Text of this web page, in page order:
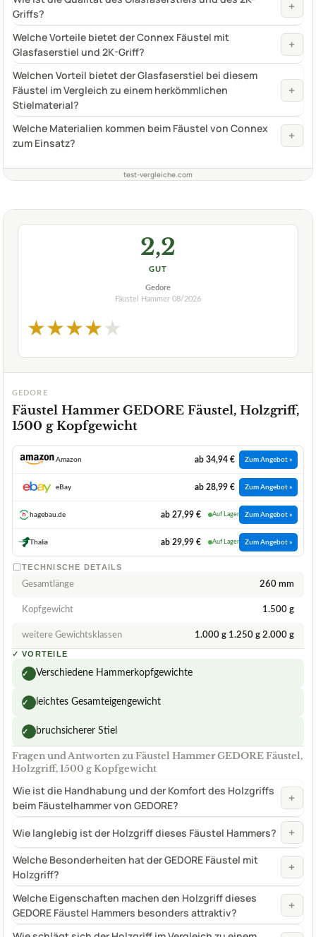
Griffs?
+
Welche Vorteile bietet der Connex Fäustel mit
Glasfaserstiel und 2K-Griff?
+
Welchen Vorteil bietet der Glasfaserstiel bei diesem
Fäustel im Vergleich zu einem herkömmlichen
Stielmaterial?
+
Welche Materialien kommen beim Fäustel von Connex
zum Einsatz?
+
test-vergleiche.com
2,2
GUT
Gedore
Fäustel Hammer 08/2026
★★★★★
GEDORE
Fäustel Hammer GEDORE Fäustel, Holzgriff,
1500 g Kopfgewicht
Amazon ab 34,94 € Zum Angebot »
eBay ab 28,99 € Zum Angebot »
hagebau.de ab 27,99 € Auf Lager Zum Angebot »
Thalia ab 29,99 € Auf Lager Zum Angebot »
TECHNISCHE DETAILS
Gesamtlänge 260 mm
Kopfgewicht 1.500 g
weitere Gewichtsklassen 1.000 g 1.250 g 2.000 g
✓ VORTEILE
✓ Verschiedene Hammerkopfgewichte
✓ leichtes Gesamteigengewicht
✓ bruchsicherer Stiel
Fragen und Antworten zu Fäustel Hammer GEDORE Fäustel,
Holzgriff, 1500 g Kopfgewicht
Wie ist die Handhabung und der Komfort des Holzgriffs
beim Fäustelhammer von GEDORE?
+
Wie langlebig ist der Holzgriff dieses Fäustel Hammers? +
Welche Besonderheiten hat der GEDORE Fäustel mit
Holzgriff?
+
Welche Eigenschaften machen den Holzgriff dieses
GEDORE Fäustel Hammers besonders attraktiv?
+